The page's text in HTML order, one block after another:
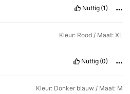
Nuttig (1)
Kleur: Rood / Maat: XL
Nuttig (0)
Kleur: Donker blauw / Maat: M